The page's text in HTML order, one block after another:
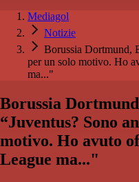
Mediagol
Notizie
Borussia Dortmund,
per un solo motivo. Ho
ma..."
Borussia
“Juventus? Sono
motivo. Ho avuto
League ma..."